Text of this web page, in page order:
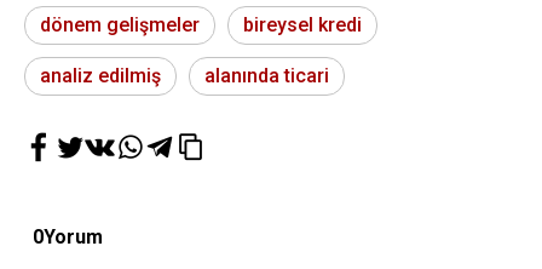
dönem gelişmeler bireysel kredi
analiz edilmiş alanında ticari
0Yorum